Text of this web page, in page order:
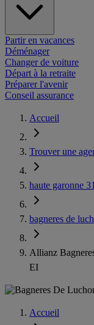
Partir en vacances
Déménager
Changer de voiture
Départ à la retraite
Préparer l'avenir
Conseil assurance
Accueil
Trouver une
haute garonne 31
bagneres de
Allianz
EI
Accueil